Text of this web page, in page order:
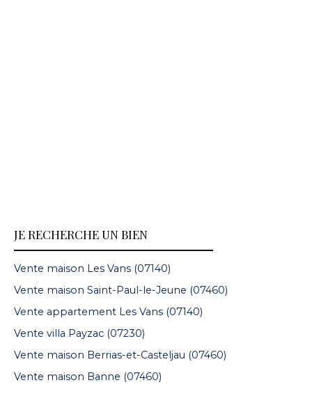
JE RECHERCHE UN BIEN
Vente maison Les Vans (07140)
Vente maison Saint-Paul-le-Jeune (07460)
Vente appartement Les Vans (07140)
Vente villa Payzac (07230)
Vente maison Berrias-et-Casteljau (07460)
Vente maison Banne (07460)